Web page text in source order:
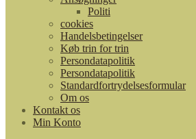
Politi
cookies
Handelsbetingelser
Køb trin for trin
Persondatapolitik
Persondatapolitik
Standardfortrydelsesformular
Om os
Kontakt os
Min Konto